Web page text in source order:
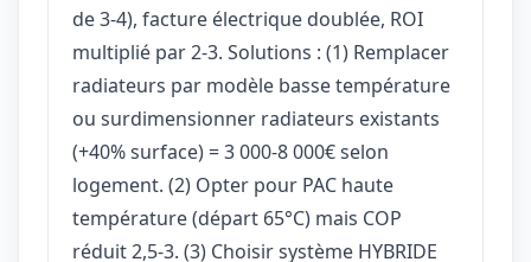
de 3-4), facture électrique doublée, ROI
multiplié par 2-3. Solutions : (1) Remplacer
radiateurs par modèle basse température
ou surdimensionner radiateurs existants
(+40% surface) = 3 000-8 000€ selon
logement. (2) Opter pour PAC haute
température (départ 65°C) mais COP
réduit 2,5-3. (3) Choisir système HYBRIDE